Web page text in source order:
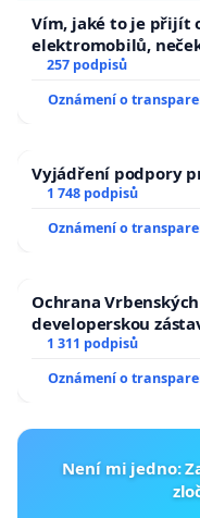
Vím, jaké to je přijít
elektromobilů,
zaveďme slyšitelná
257 podpisů
Oznámení o
Vyjádření podpory
1 748 podpisů
Oznámení o
Ochrana
developerskou
1 311 podpisů
Oznámení o
Není mi jedno: